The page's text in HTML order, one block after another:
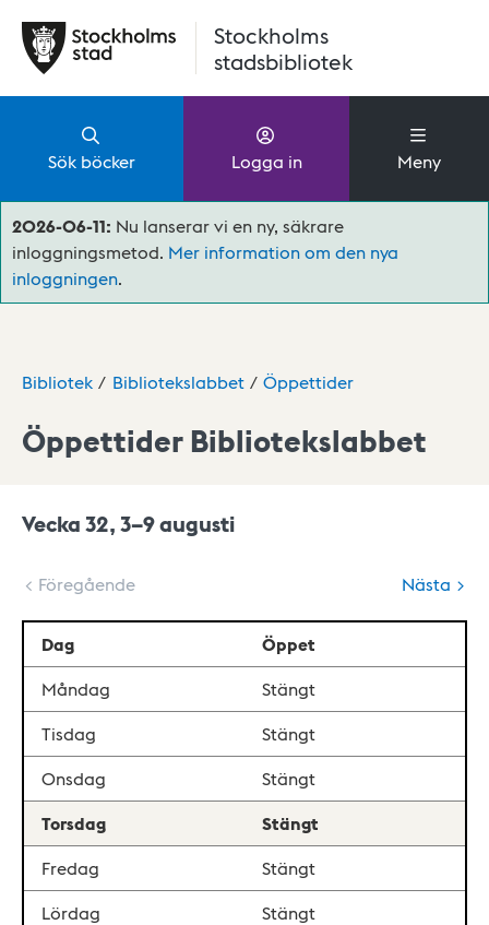
Stockholms
stadsbibliotek
Sök böcker Logga in Meny
2026-06-11: Nu lanserar vi en ny, säkrare
inloggningsmetod. Mer information om den nya
inloggningen.
Bibliotek Bibliotekslabbet Öppettider
Öppettider Bibliotekslabbet
Vecka 32, 3–9 augusti
< Föregående Nästa >
Dag
Öppet
Måndag
Stängt
Tisdag
Stängt
Onsdag
Stängt
Torsdag
Stängt
Fredag
Stängt
Lördag
Stängt